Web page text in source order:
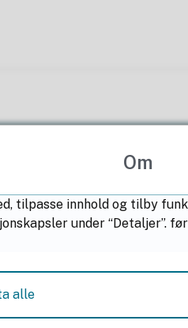
Om
tilpasse innhold og tilby
under “Detaljer”.
alle